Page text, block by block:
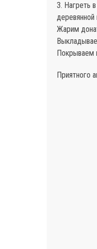
3. Нагреть
Жарим
Покрываем
Приятного